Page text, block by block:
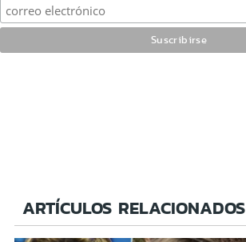
ARTÍCULOS RELACIONADOS